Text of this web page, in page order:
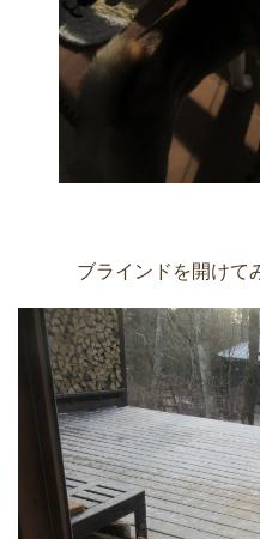
ブラインドを開けて